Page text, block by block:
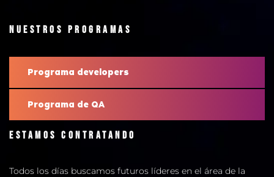
Nuestros programas
Programa developers
Programa de QA
Estamos contratando
Todos los días buscamos futuros líderes en el área de la